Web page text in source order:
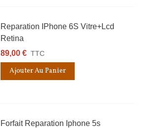
Reparation IPhone 6S Vitre+lcd
Retina
89,00 € TTC
Ajouter Au Panier
Forfait Reparation Iphone 5s